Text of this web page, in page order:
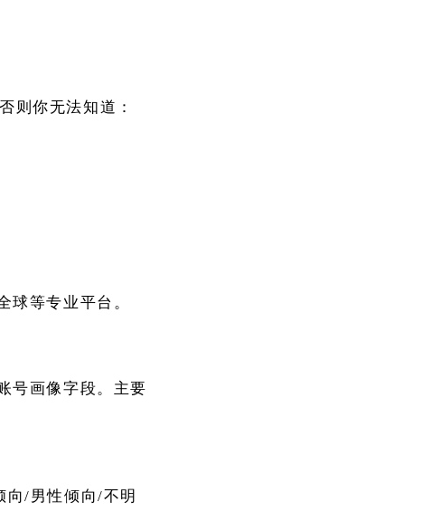
否则你无法知道：
等专业平台。
号画像字段。主要
向/男性倾向/不明